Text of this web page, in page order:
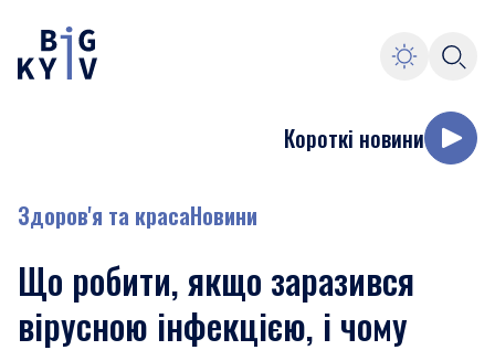
Короткі новини
Здоров'я та красаНовини
Що робити, якщо заразився
вірусною інфекцією, і чому